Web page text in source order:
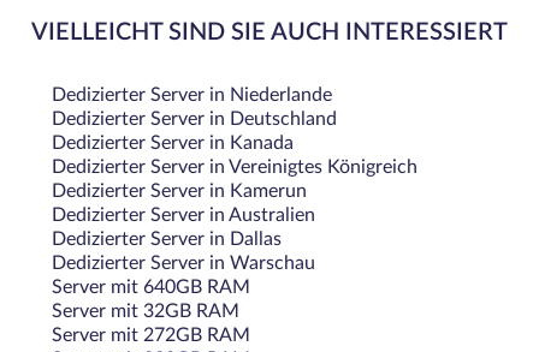
VIELLEICHT SIND SIE AUCH INTERESSIERT
Dedizierter Server in Niederlande
Dedizierter Server in Deutschland
Dedizierter Server in Kanada
Dedizierter Server in Vereinigtes Königreich
Dedizierter Server in Kamerun
Dedizierter Server in Australien
Dedizierter Server in Dallas
Dedizierter Server in Warschau
Server mit 640GB RAM
Server mit 32GB RAM
Server mit 272GB RAM